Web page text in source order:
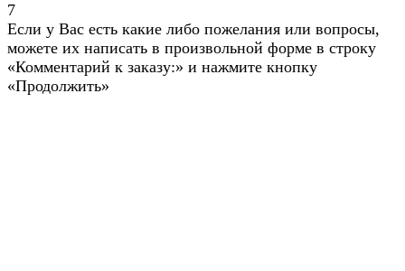
7
Если у Вас есть какие либо пожелания или вопросы,
можете их написать в произвольной форме в строку
«Комментарий к заказу:» и нажмите кнопку
«Продолжить»